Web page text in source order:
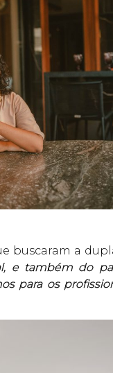
buscaram a
e também do
para os